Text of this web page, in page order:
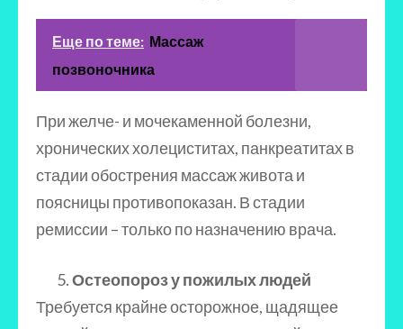
Еще по теме: Массаж
позвоночника
При желче- и мочекаменной болезни,
хронических холециститах, панкреатитах в
стадии обострения массаж живота и
поясницы противопоказан. В стадии
ремиссии – только по назначению врача.
Остеопороз у пожилых людей
Требуется крайне осторожное, щадящее